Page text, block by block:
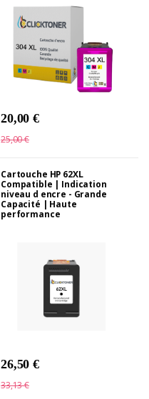
20,00 €
25,00 €
Cartouche HP 62XL
Compatible | Indication
niveau d encre - Grande
Capacité | Haute
performance
26,50 €
33,13 €